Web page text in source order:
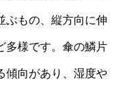
ぶもの、縦方向に伸
多様です。傘の鱗片
傾向があり、湿度や